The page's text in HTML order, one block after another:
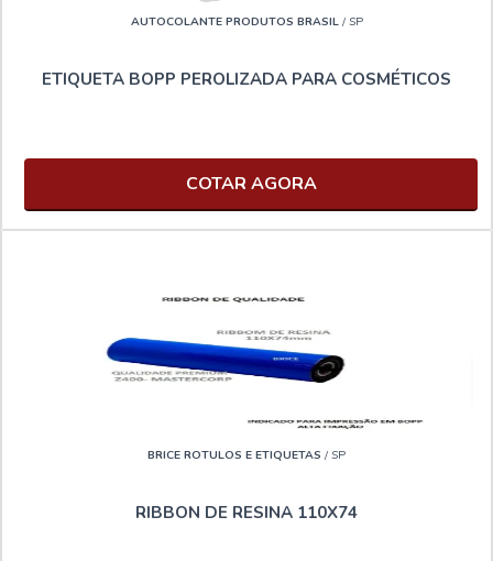
AUTOCOLANTE PRODUTOS BRASIL/ SP
ETIQUETA BOPP PEROLIZADA PARA COSMÉTICOS
COTAR AGORA
BRICE ROTULOS E ETIQUETAS / SP
RIBBON DE RESINA 110X74